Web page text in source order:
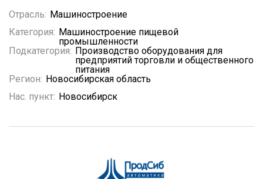
Отрасль: Машиностроение
Категория: Машиностроение пищевой
промышленности
Подкатегория: Производство оборудования для
предприятий торговли и общественного
питания
Регион: Новосибирская область
Нас. пункт: Новосибирск